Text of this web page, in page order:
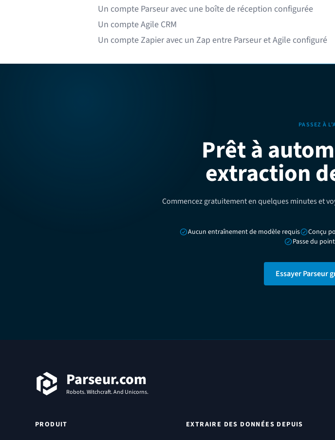
Un compte Parseuravec une boîte de réception configurée
Un compteAgile CRM
Un compteZapieravec un Zap entre Parseur et Agile configuré
PASSEZ À
Prêt à
extraction
Commencez gratuitement en quelques minutes et
Aucun entraînement de modèle requis
Conçu
Passe du
Essayer Parseur
Parseur.com
Robots. Witchcraft. And Unicorns.
PRODUIT EXTRAIRE DES DONNÉES DEPUIS